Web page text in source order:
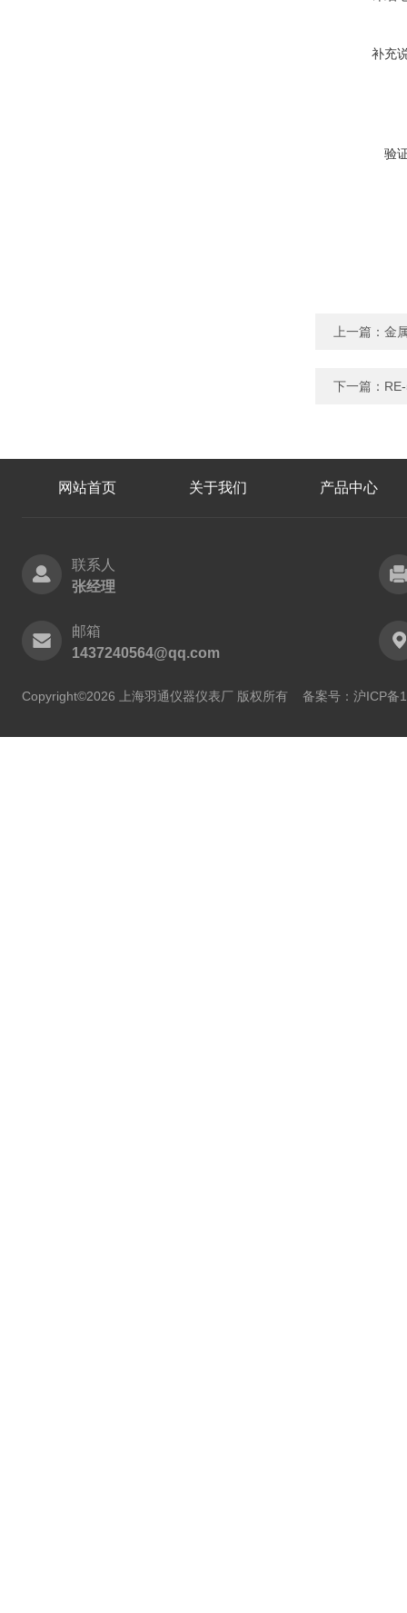
补充
验
上一篇： 金
下一篇：
网站首页 关于我们 产品中心
联系人
张经理
邮箱
1437240564@qq.com
Copyright©2026 上海羽通仪器仪表厂 版权所有 备案号：沪ICP备